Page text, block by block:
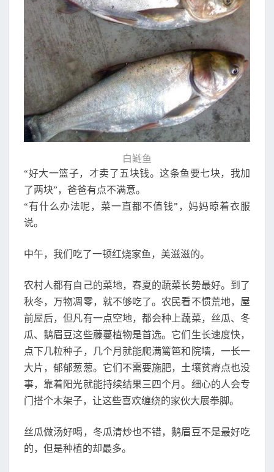
白鲢鱼
“好大一篮子，才卖了五块钱。这条鱼要七块，我加
了两块”，爸爸有点不满意。
“有什么办法呢，菜一直都不值钱”，妈妈晾着衣服
说。
中午，我们吃了一顿红烧家鱼，美滋滋的。
农村人都有自己的菜地，春夏的蔬菜长势最好。到了
秋冬，万物凋零，就不够吃了。农民看不惯荒地，屋
前屋后，但凡有一点空地，都会种上蔬菜，丝瓜、冬
瓜、鹅眉豆这些藤蔓植物是首选。它们生长速度快，
点下几粒种子，几个月就能爬满篱笆和院墙，一长一
大片，郁郁葱葱。它们不需要施肥，土壤贫瘠点也没
事，靠着阳光就能持续结果三四个月。细心的人会专
门搭个木架子，让这些喜欢缠绕的家伙大展拳脚。
丝瓜做汤好喝，冬瓜清炒也不错，鹅眉豆不是最好吃
的，但是种植的却最多。